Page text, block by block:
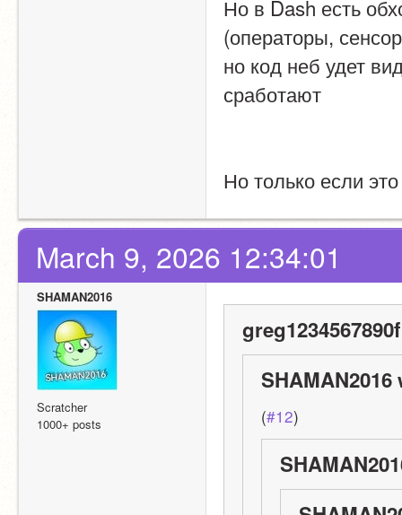
Но в Dash есть
(операторы,
но код неб удет
сработают
Но только если
March 9, 2026 12:34:01
SHAMAN2016
Scratcher
1000+ posts
SHAMAN2016
(#12)